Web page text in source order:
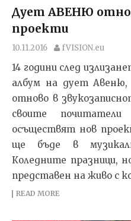
Дует АВЕНЮ
проекти
10.11.2016 fVISION.eu
14 години след
албум на дует Авеню,
отново в
своите
осъществят нов
ще бъде в
Коледните празници,
представен на живо с
READ MORE